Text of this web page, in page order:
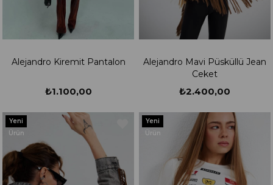
Alejandro Kiremit Pantalon
₺1.100,00
Alejandro Mavi Püsküllü Jean
Ceket
₺2.400,00
Yeni
Ürün
Yeni
Ürün